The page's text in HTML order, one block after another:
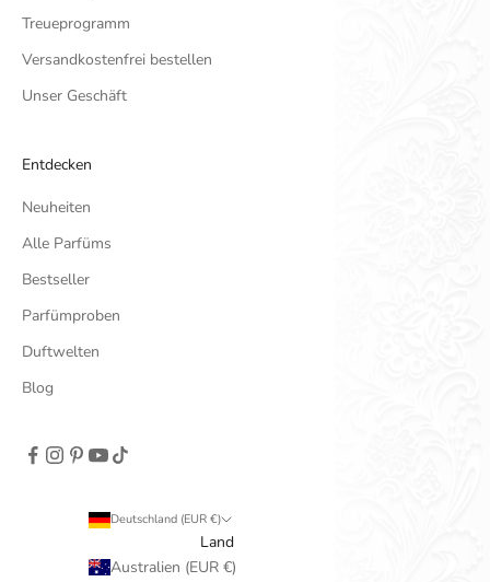
Treueprogramm
Versandkostenfrei bestellen
Unser Geschäft
Entdecken
Neuheiten
Alle Parfüms
Bestseller
Parfümproben
Duftwelten
Blog
Deutschland (EUR €)
Land
Australien (EUR €)